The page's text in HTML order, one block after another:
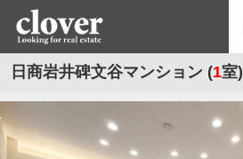
日商岩井碑文谷マンション (1室)